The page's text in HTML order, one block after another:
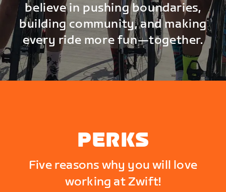
believe in pushing boundaries,
building community, and making
every ride more fun—together.
PERKS
Five reasons why you will love
working at Zwift!